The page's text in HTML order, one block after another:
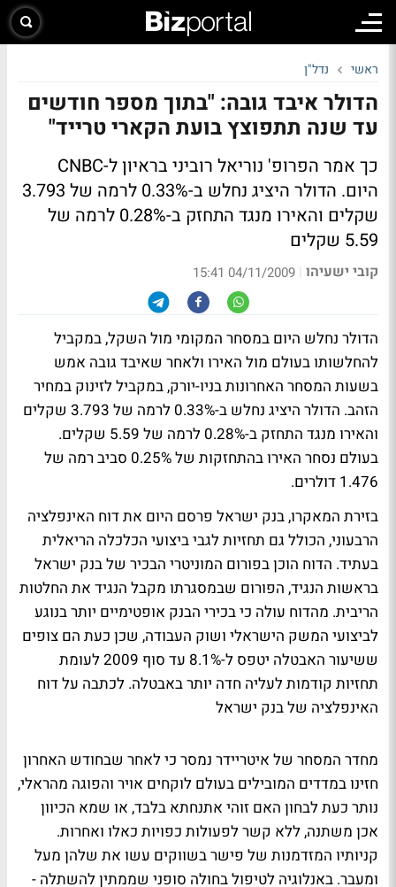
ראשי נדל"ן
הדולר איבד גובה: "בתוך מספר חודשים
עד שנה תתפוצץ בועת הקארי טרייד"
כך אמר הפרופ' נוריאל רוביני בראיון ל-CNBC
היום. הדולר היציג נחלש ב-0.33% לרמה של 3.793
שקלים והאירו מנגד התחזק ב-0.28% לרמה של
5.59 שקלים
קובי ישעיהו |
04/11/2009 15:41
הדולר נחלש היום במסחר המקומי מול השקל, במקביל
להחלשותו בעולם מול האירו ולאחר שאיבד גובה אמש
בשעות המסחר האחרונות בניו-יורק, במקביל לזינוק במחיר
הזהב. הדולר היציג נחלש ב-0.33% לרמה של 3.793 שקלים
והאירו מנגד התחזק ב-0.28% לרמה של 5.59 שקלים.
בעולם נסחר האירו בהתחזקות של 0.25% סביב רמה של
1.476 דולרים.
בזירת המאקרו, בנק ישראל פרסם היום את דוח האינפלציה
הרבעוני, הכולל גם תחזיות לגבי ביצועי הכלכלה הריאלית
בעתיד. הדוח הוכן בפורום המוניטרי הבכיר של בנק ישראל
בראשות הנגיד, הפורום שבמסגרתו מקבל הנגיד את החלטות
הריבית. מהדוח עולה כי בכירי הבנק אופטימיים יותר בנוגע
לביצועי המשק הישראלי ושוק העבודה, שכן כעת הם צופים
ששיעור האבטלה יטפס ל-8.1% עד סוף 2009 לעומת
תחזיות קודמות לעליה חדה יותר באבטלה. לכתבה על דוח
האינפלציה של בנק ישראל
מחדר המסחר של איטריידר נמסר כי לאחר שבחודש האחרון
חזינו במדדים המובילים בעולם לוקחים אויר והפוגה מהראלי,
נותר כעת לבחון האם זוהי אתנחתא בלבד, או שמא הכיוון
אכן משתנה, ללא קשר לפעולות כפויות כאלו ואחרות.
קניותיו המזדמנות של פישר בשווקים עשו את שלהן מעל
ומעבר. באנלוגיה לטיפול בחולה סופני שממתין להשתלה -